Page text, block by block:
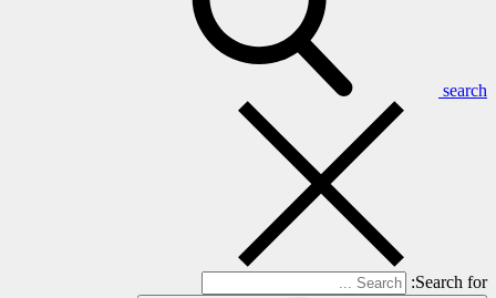
search
Search for: